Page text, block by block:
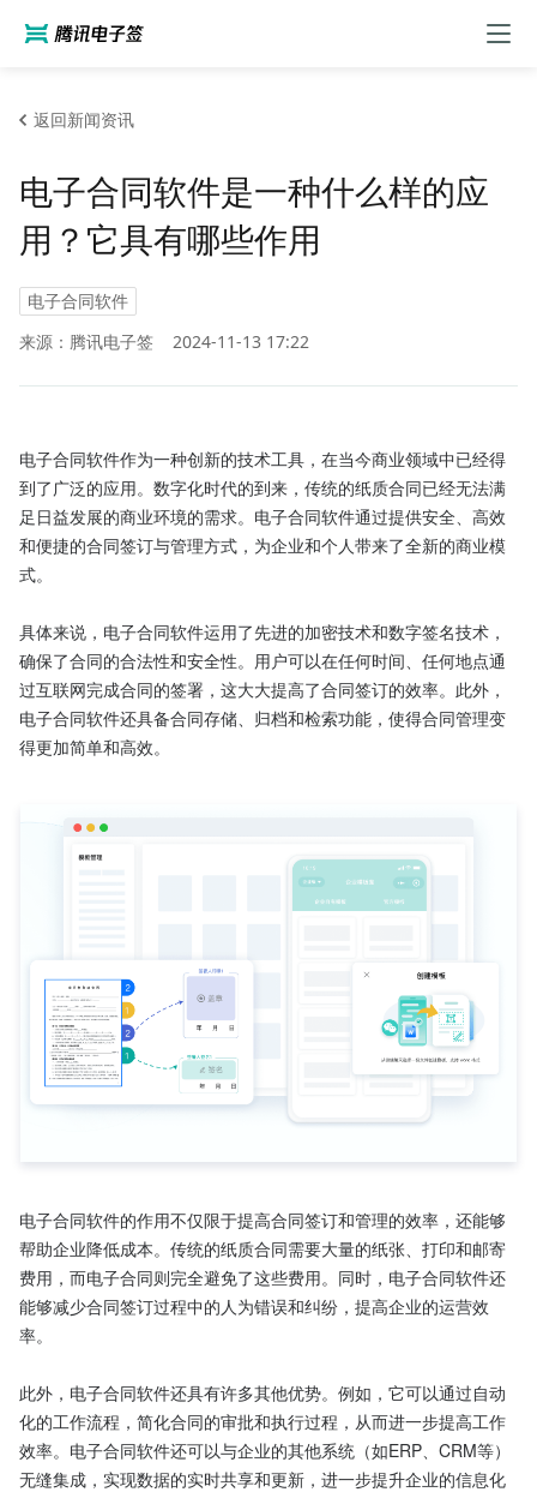
返回新闻资讯
电子合同软件是一种什么样的应
用？它具有哪些作用
电子合同软件
来源：腾讯电子签
2024-11-13 17:22
电子合同软件作为一种创新的技术工具，在当今商业领域中已经得
到了广泛的应用。数字化时代的到来，传统的纸质合同已经无法满
足日益发展的商业环境的需求。电子合同软件通过提供安全、高效
和便捷的合同签订与管理方式，为企业和个人带来了全新的商业模
式。
具体来说，电子合同软件运用了先进的加密技术和数字签名技术，
确保了合同的合法性和安全性。用户可以在任何时间、任何地点通
过互联网完成合同的签署，这大大提高了合同签订的效率。此外，
电子合同软件还具备合同存储、归档和检索功能，使得合同管理变
得更加简单和高效。
电子合同软件的作用不仅限于提高合同签订和管理的效率，还能够
帮助企业降低成本。传统的纸质合同需要大量的纸张、打印和邮寄
费用，而电子合同则完全避免了这些费用。同时，电子合同软件还
能够减少合同签订过程中的人为错误和纠纷，提高企业的运营效
率。
此外，电子合同软件还具有许多其他优势。例如，它可以通过自动
化的工作流程，简化合同的审批和执行过程，从而进一步提高工作
效率。电子合同软件还可以与企业的其他系统（如ERP、CRM等）
无缝集成，实现数据的实时共享和更新，进一步提升企业的信息化